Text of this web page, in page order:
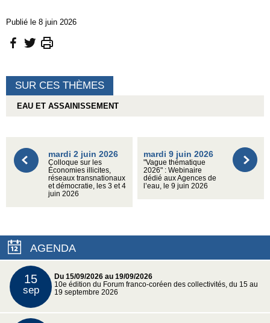
Publié le 8 juin 2026
SUR CES THÈMES
EAU ET ASSAINISSEMENT
mardi 2 juin 2026
Colloque sur les
Économies illicites,
réseaux transnationaux
et démocratie, les 3 et 4
juin 2026
mardi 9 juin 2026
"Vague thématique
2026" : Webinaire
dédié aux Agences de
l’eau, le 9 juin 2026
AGENDA
15
sep
Du 15/09/2026 au 19/09/2026
10e édition du Forum franco-coréen des collectivités, du 15 au
19 septembre 2026